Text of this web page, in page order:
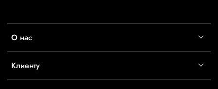
О нас
Клиенту